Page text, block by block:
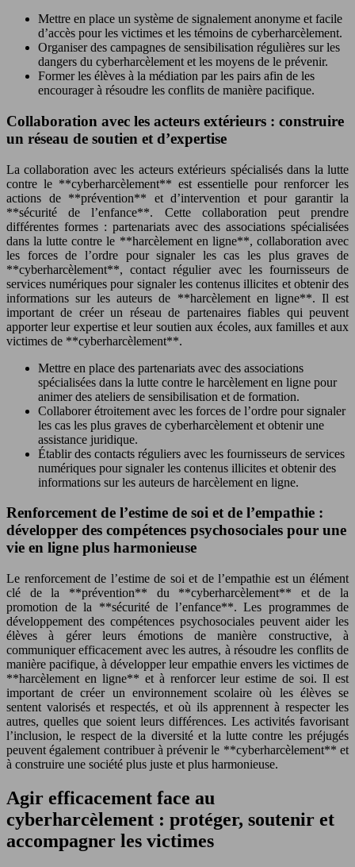
Mettre en place un système de signalement anonyme et facile
d’accès pour les victimes et les témoins de cyberharcèlement.
Organiser des campagnes de sensibilisation régulières sur les
dangers du cyberharcèlement et les moyens de le prévenir.
Former les élèves à la médiation par les pairs afin de les
encourager à résoudre les conflits de manière pacifique.
Collaboration avec les acteurs extérieurs : construire
un réseau de soutien et d’expertise
La collaboration avec les acteurs extérieurs spécialisés dans la lutte
contre le **cyberharcèlement** est essentielle pour renforcer les
actions de **prévention** et d’intervention et pour garantir la
**sécurité de l’enfance**. Cette collaboration peut prendre
différentes formes : partenariats avec des associations spécialisées
dans la lutte contre le **harcèlement en ligne**, collaboration avec
les forces de l’ordre pour signaler les cas les plus graves de
**cyberharcèlement**, contact régulier avec les fournisseurs de
services numériques pour signaler les contenus illicites et obtenir des
informations sur les auteurs de **harcèlement en ligne**. Il est
important de créer un réseau de partenaires fiables qui peuvent
apporter leur expertise et leur soutien aux écoles, aux familles et aux
victimes de **cyberharcèlement**.
Mettre en place des partenariats avec des associations
spécialisées dans la lutte contre le harcèlement en ligne pour
animer des ateliers de sensibilisation et de formation.
Collaborer étroitement avec les forces de l’ordre pour signaler
les cas les plus graves de cyberharcèlement et obtenir une
assistance juridique.
Établir des contacts réguliers avec les fournisseurs de services
numériques pour signaler les contenus illicites et obtenir des
informations sur les auteurs de harcèlement en ligne.
Renforcement de l’estime de soi et de l’empathie :
développer des compétences psychosociales pour une
vie en ligne plus harmonieuse
Le renforcement de l’estime de soi et de l’empathie est un élément
clé de la **prévention** du **cyberharcèlement** et de la
promotion de la **sécurité de l’enfance**. Les programmes de
développement des compétences psychosociales peuvent aider les
élèves à gérer leurs émotions de manière constructive, à
communiquer efficacement avec les autres, à résoudre les conflits de
manière pacifique, à développer leur empathie envers les victimes de
**harcèlement en ligne** et à renforcer leur estime de soi. Il est
important de créer un environnement scolaire où les élèves se
sentent valorisés et respectés, et où ils apprennent à respecter les
autres, quelles que soient leurs différences. Les activités favorisant
l’inclusion, le respect de la diversité et la lutte contre les préjugés
peuvent également contribuer à prévenir le **cyberharcèlement** et
à construire une société plus juste et plus harmonieuse.
Agir efficacement face au
cyberharcèlement : protéger, soutenir et
accompagner les victimes